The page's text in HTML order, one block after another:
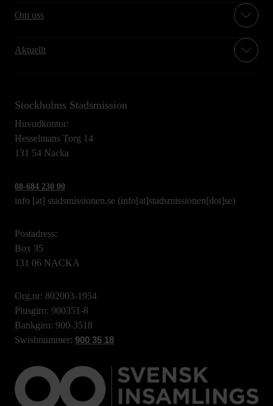
Om oss
Aktuellt
Stockholms Stadsmission
Huvudkontor:
Hesselmans Torg 14
131 54 Nacka
08-684 230 00
info [at] stadsmissionen.se (info[at]stadsmissionen[dot]se)
Postadress:
Box 35
131 06 NACKA
Org.nr: 802003-1954
Plusgiro: 900351-8
Bankgiro: 900-3518
Swishnummer: 900 35 18